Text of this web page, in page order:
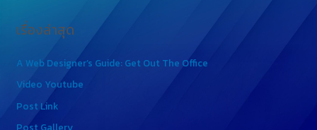
เรื่องล่าสุด
A Web Designer’s Guide: Get Out The Office
Video Youtube
Post Link